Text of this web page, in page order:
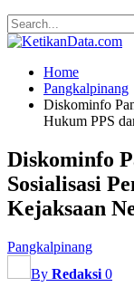
Home
Pangkalpinang
Diskominfo
Hukum PPS
Diskominfo
Sosialisasi
Kejaksaan
Pangkalpinang
By Redaksi 0